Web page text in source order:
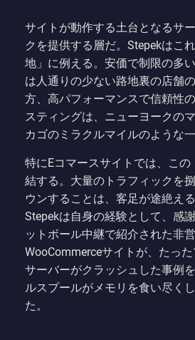
サイトが動作する土台となるサ
クを提供する層だ。Stepekはこ
地」に例える。安価で制限の多
は人通りの少ない路地裏の店舗
方、高パフォーマンスで信頼性
スティングは、ニューヨークの
カゴのミラクルマイルのような
特にEコマースサイトでは、こ
結する。大量のトラフィックを
ウンすることは、客足が途絶える
Stepekは自身の経験として、感
ットボール中継で紹介された非
WooCommerceサイトが、たっ
サーバーがクラッシュした事例
ルスプールがメモリを食い尽く
た。